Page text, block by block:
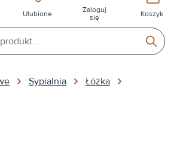
Masz 0 przedmioty na liście
Ulubione
Zaloguj
się
Koszyk
Sypialnia
Łóżka